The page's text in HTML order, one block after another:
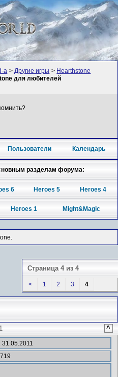
а >Другие игры > Hearthstone
для любителей
Пользователи Календарь
разделам форума:
6 Heroes 5 Heroes 4
Heroes 1 Might&Magic
Страница 4 из 4
< 1 2 3 4
^
31.05.2011